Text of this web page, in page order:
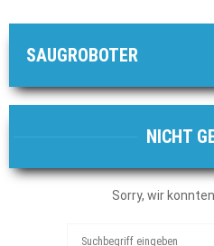
SAUGROBOTER
NICHT
Sorry, wir